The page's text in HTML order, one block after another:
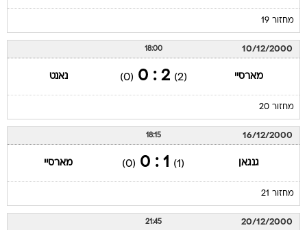
מחזור 19
10/12/2000
18:00
מארסיי (2)
2 : 0
(0) נאנט
מחזור 20
16/12/2000
18:15
גנגאן (1)
1 : 0
(0) מארסיי
מחזור 21
20/12/2000
21:45